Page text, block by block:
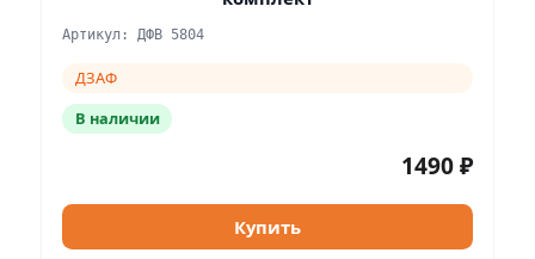
Артикул: ДФВ 5804
ДЗАФ
В наличии
1490 ₽
Купить